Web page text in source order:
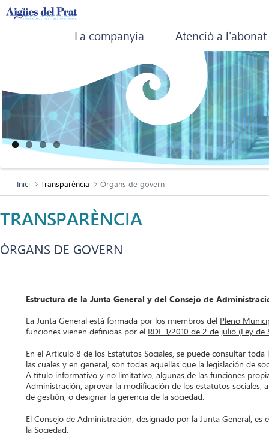
La companyia Atenció a l'abonat
Inici Transparència Òrgans de govern
TRANSPARÈNCIA
ÒRGANS DE GOVERN
Estructura de la Junta General y del Consejo de
La Junta General está formada por los miembros del Pleno
funciones vienen definidas por el RDL 1/2010 de 2 de julio (Ley de
En el Artículo 8 de los Estatutos Sociales, se puede consultar
las cuales y en general, son todas aquellas que la legislación de
A título informativo y no limitativo, algunas de las funciones
Administración, aprovar la modificación de los estatutos
de gestión, o designar la gerencia de la sociedad.
El Consejo de Administración, designado por la Junta General,
la Sociedad.